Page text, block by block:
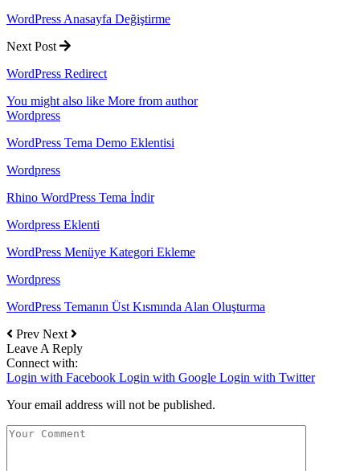
WordPress Anasayfa Değiştirme
Next Post
WordPress Redirect
You might also like More from author
Wordpress
WordPress Tema Demo Eklentisi
Wordpress
Rhino WordPress Tema İndir
Wordpress Eklenti
WordPress Menüye Kategori Ekleme
Wordpress
WordPress Temanın Üst Kısmında Alan Oluşturma
Prev Next
Leave A Reply
Connect with:
Login with Facebook Login with Google Login with Twitter
Your email address will not be published.